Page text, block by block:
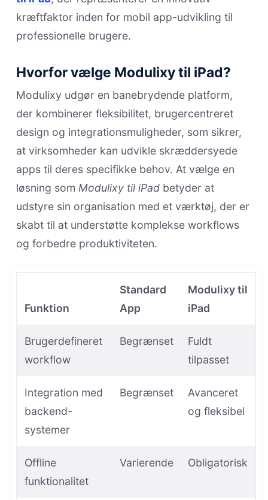
kræftfaktor inden for mobil app-udvikling til
professionelle brugere.
Hvorfor vælge Modulixy til iPad?
Modulixy udgør en banebrydende platform,
der kombinerer fleksibilitet, brugercentreret
design og integrationsmuligheder, som sikrer,
at virksomheder kan udvikle skræddersyede
apps til deres specifikke behov. At vælge en
løsning som Modulixy til iPadbetyder at
udstyre sin organisation med et værktøj, der er
skabt til at understøtte komplekse workflows
og forbedre produktiviteten.
Funktion
Standard
App
Modulixy til
iPad
Brugerdefineret
workflow
Begrænset
Fuldt
tilpasset
Integration med
backend-
systemer
Begrænset
Avanceret
og fleksibel
Offline
funktionalitet
Varierende Obligatorisk